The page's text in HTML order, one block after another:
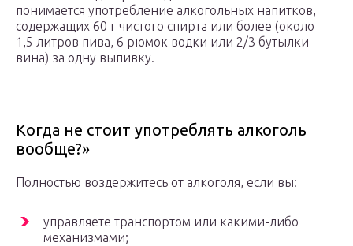
понимается употребление алкогольных напитков,
содержащих 60 г чистого спирта или более (около
1,5 литров пива, 6 рюмок водки или 2/3 бутылки
вина) за одну выпивку.
Когда не стоит употреблять алкоголь
вообще?»
Полностью воздержитесь от алкоголя, если вы:
управляете транспортом или какими-либо
механизмами;